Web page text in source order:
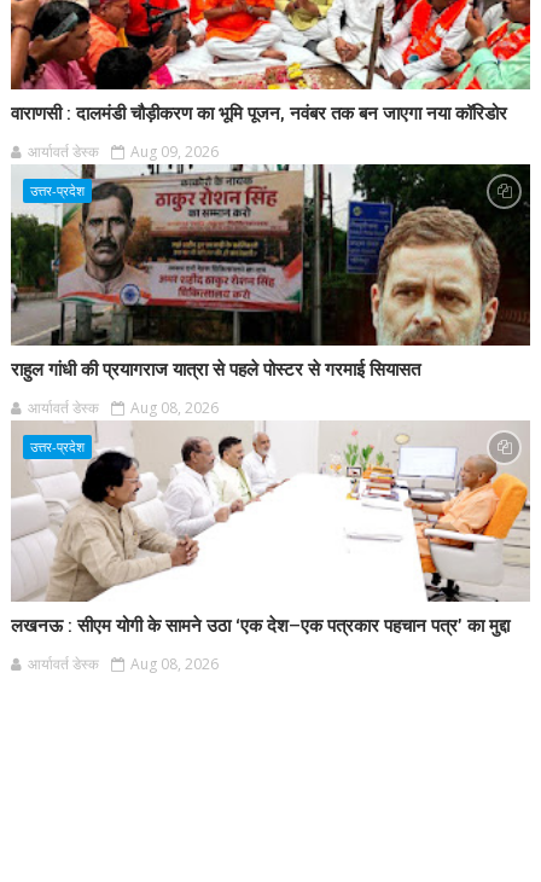
वाराणसी : दालमंडी चौड़ीकरण का भूमि पूजन, नवंबर तक बन जाएगा नया कॉरिडोर
आर्यावर्त डेस्क Aug 09, 2026
उत्तर-प्रदेश
राहुल गांधी की प्रयागराज यात्रा से पहले पोस्टर से गरमाई सियासत
आर्यावर्त डेस्क Aug 08, 2026
उत्तर-प्रदेश
लखनऊ : सीएम योगी के सामने उठा ‘एक देश–एक पत्रकार पहचान पत्र’ का मुद्दा
आर्यावर्त डेस्क Aug 08, 2026